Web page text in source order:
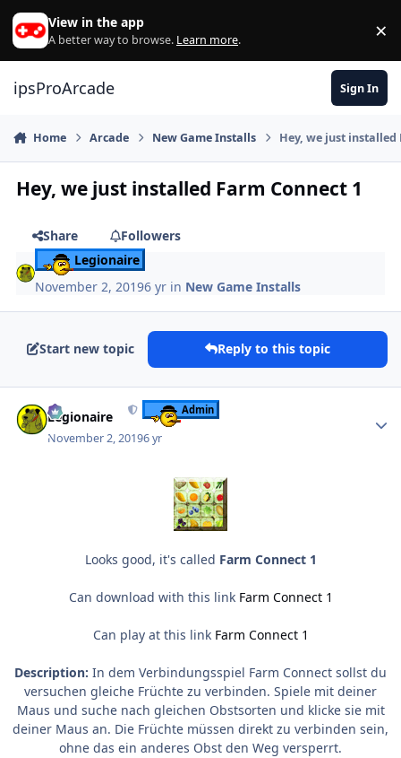
Skip to content
View in the app
A better way to browse. Learn more. ×
ipsProArcade Sign In
Home Arcade New Game Installs Hey, we just installed
Hey, we just installed Farm Connect 1
Share
Followers
Legionaire
November 2, 20196 yr in New Game Installs
Start new topic Reply to this topic
Legionaire Admin
November 2, 20196 yr
Looks good, it's called Farm Connect 1
Can download with this link Farm Connect 1
Can play at this link Farm Connect 1
Description: In dem Verbindungsspiel Farm Connect sollst du
versuchen gleiche Früchte zu verbinden. Spiele mit deiner
Maus und suche nach gleichen Obstsorten und klicke sie mit
deiner Maus an. Die Früchte müssen direkt zu verbinden sein,
ohne das ein anderes Obst den Weg versperrt.